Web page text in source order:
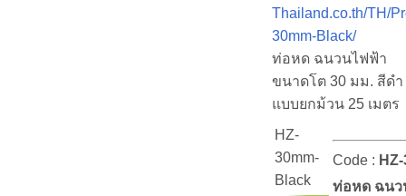
Thailand.co.th/TH/
30mm-Black/
ท่อหด ฉนวนไฟฟ้า
ขนาดโต 30 มม. สีดำ
แบบยกม้วน 25 เมตร
HZ-
30mm-
Black
Code :
ท่อหด ฉนว